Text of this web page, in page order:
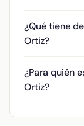
¿Qué tiene
Ortiz?
¿Para quién
Ortiz?